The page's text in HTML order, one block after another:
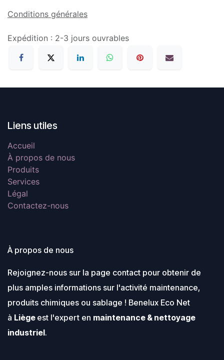
Conditions générales
Expédition : 2-3 jours ouvrables
Liens utiles
Accueil
À propos de nous
Produits
Services
Légal
Contactez-nous
À propos de nous
Rejoignez-nous sur la page contact pour obtenir de
plus amples informations sur l'activité maintenance,
produits chimiques ou sablage ! Benelux Eco Net
à Liège est l'expert en maintenance & nettoyage
industriel.